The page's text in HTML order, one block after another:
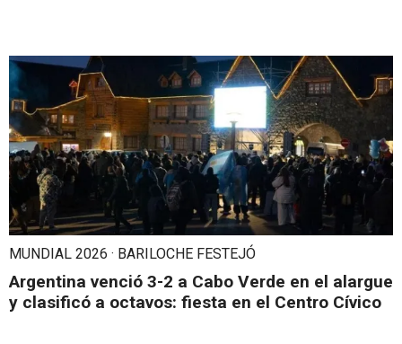
MUNDIAL 2026 · BARILOCHE FESTEJÓ
Argentina venció 3-2 a Cabo Verde en el alargue
y clasificó a octavos: fiesta en el Centro Cívico